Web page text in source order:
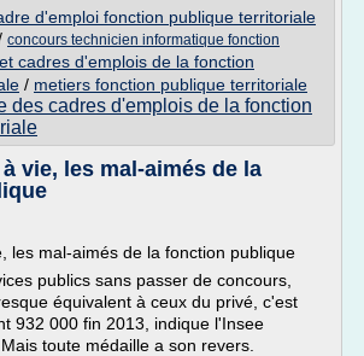
d'emploi fonction publique territoriale
concours technicien informatique fonction
cadres d'emplois de la fonction
/ metiers fonction publique territoriale
des cadres d'emplois de la fonction
vie, les mal-aimés de la
les mal-aimés de la fonction publique
publics sans passer de concours,
équivalent à ceux du privé, c'est
932 000 fin 2013, indique l'Insee
toute médaille a son revers.